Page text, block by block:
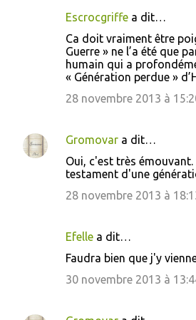
t
Escrocgriffe a dit…
Ca doit vraiment être
Guerre » ne l’a été que
humain qui a
« Génération perdue »
28 novembre 2013 à
Gromovar a dit…
Oui, c'est très
testament d'une
28 novembre 2013 à
Efelle a dit…
Faudra bien que j'y
30 novembre 2013 à